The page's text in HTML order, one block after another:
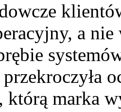
a nie
którą marka